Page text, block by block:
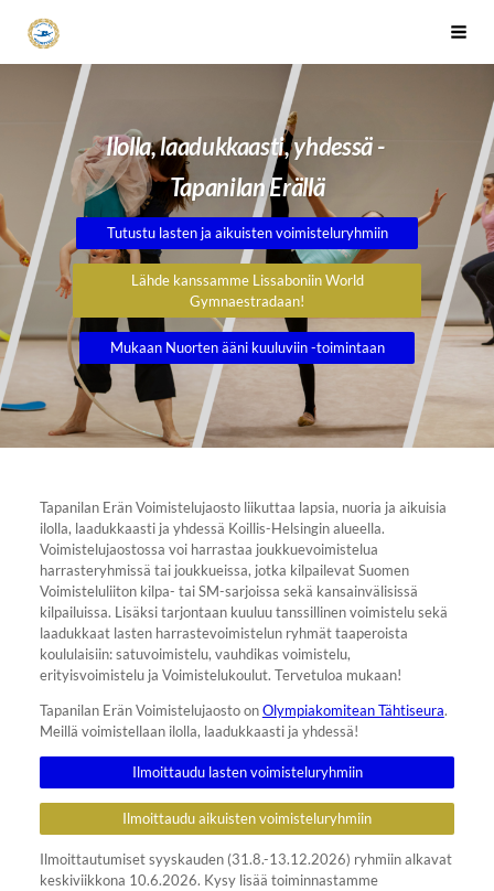
Siirry
sivun
sisältöön
Tapanilan Erä Voimistelujaosto
Ilolla, laadukkaasti, yhdessä -
Tapanilan Erällä
Tutustu lasten ja aikuisten voimisteluryhmiin
Lähde kanssamme Lissaboniin World
Gymnaestradaan!
Mukaan Nuorten ääni kuuluviin -toimintaan
Tapanilan Erän Voimistelujaosto liikuttaa lapsia, nuoria ja aikuisia
ilolla, laadukkaasti ja yhdessä Koillis-Helsingin alueella.
Voimistelujaostossa voi harrastaa joukkuevoimistelua
harrasteryhmissä tai joukkueissa, jotka kilpailevat Suomen
Voimisteluliiton kilpa- tai SM-sarjoissa sekä kansainvälisissä
kilpailuissa. Lisäksi tarjontaan kuuluu tanssillinen voimistelu sekä
laadukkaat lasten harrastevoimistelun ryhmät taaperoista
koululaisiin: satuvoimistelu, vauhdikas voimistelu,
erityisvoimistelu ja Voimistelukoulut. Tervetuloa mukaan!
Tapanilan Erän Voimistelujaosto onOlympiakomitean Tähtiseura.
Meillä voimistellaan ilolla, laadukkaasti ja yhdessä!
Ilmoittaudu lasten voimisteluryhmiin
Ilmoittaudu aikuisten voimisteluryhmiin
Ilmoittautumiset syyskauden (31.8.-13.12.2026) ryhmiin alkavat
keskiviikkona 10.6.2026. Kysy lisää toiminnastamme